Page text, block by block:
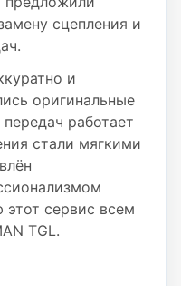
сцепления и
и
оригинальные
работает
стали мягкими
сервис всем
TGL.